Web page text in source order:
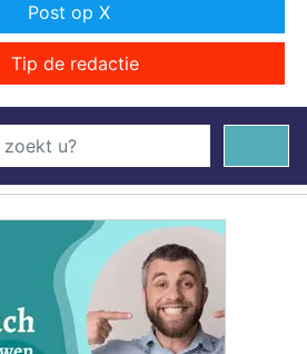
Post op X
Tip de redactie